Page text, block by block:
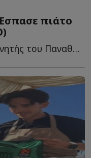
πιάτο
Ξέγνοιαστος ο πρώην προπονητής του Παναθηναϊκού σ...